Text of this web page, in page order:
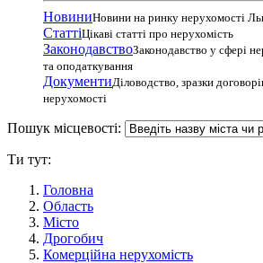
НовиниНовини на ринку нерухомості
СтаттіЦікаві статті про нерухомість
ЗаконодавствоЗаконодавство у сфері
та оподаткування
ДокументиДіловодство, зразки
нерухомості
Пошук місцевості:
Ти тут:
Головна
Область
Місто
Дрогобич
Комерційна нерухомість